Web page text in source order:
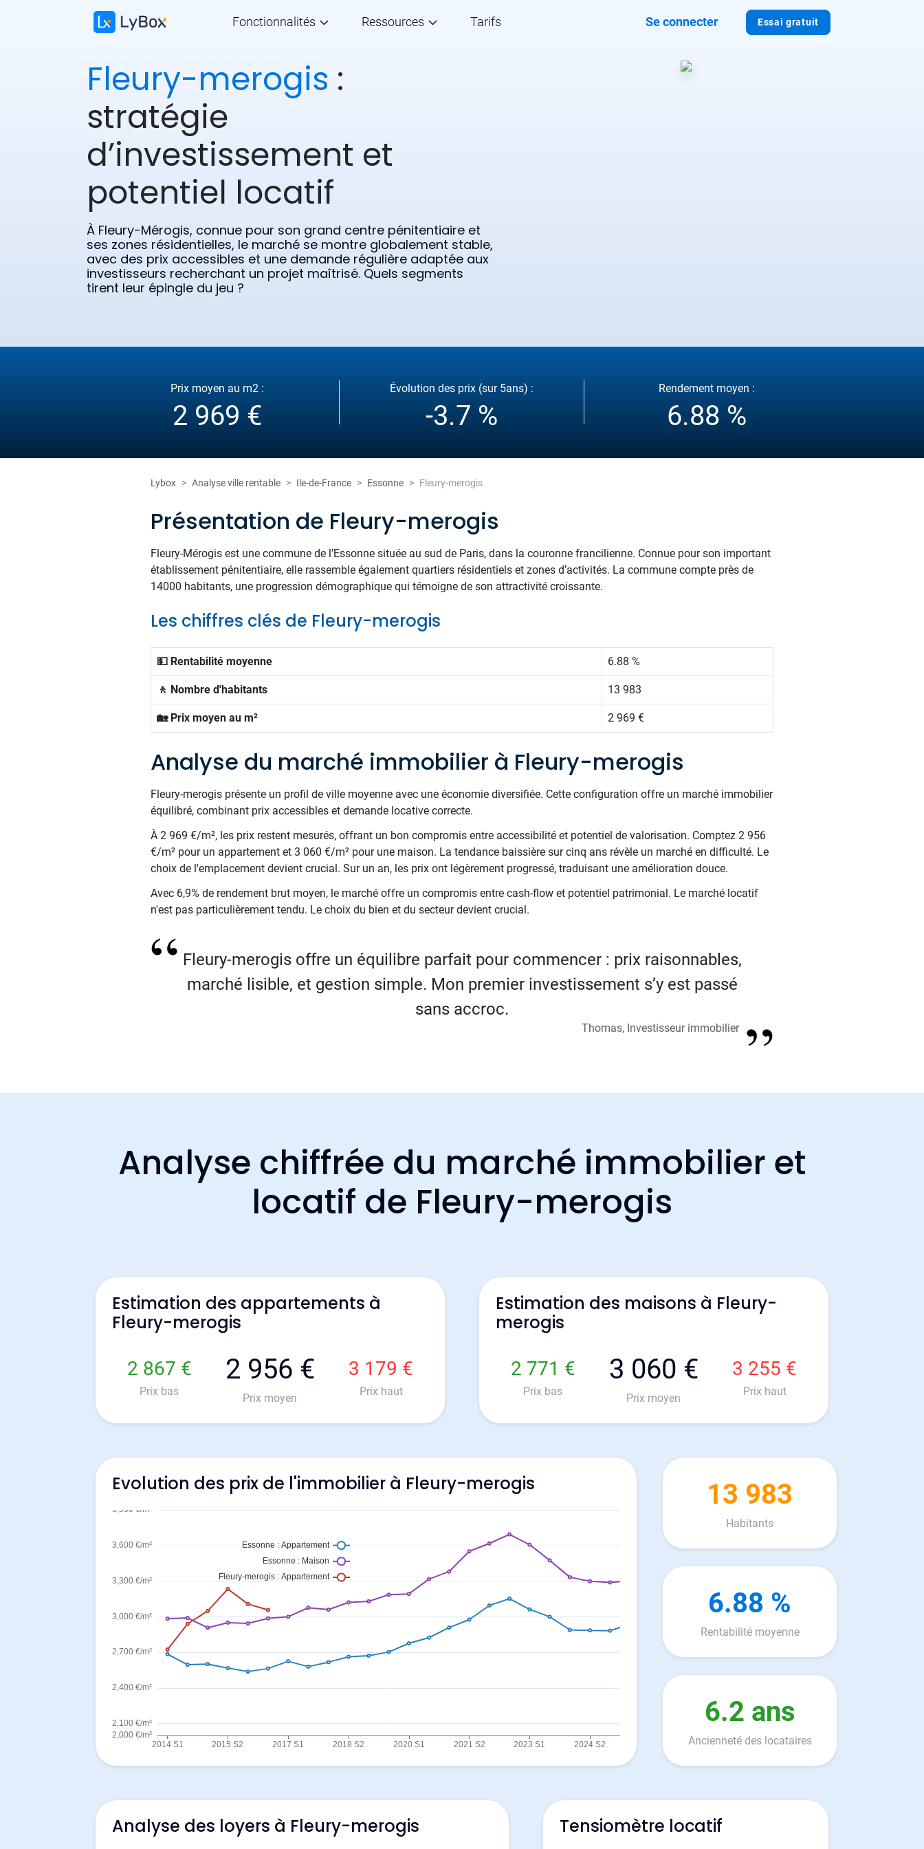
Essai gratuit
Fonctionnalités Ressources Tarifs Se connecter
Fleury-merogis :
stratégie
d’investissement et
potentiel locatif
À Fleury-Mérogis, connue pour son grand centre pénitentiaire et
ses zones résidentielles, le marché se montre globalement stable,
avec des prix accessibles et une demande régulière adaptée aux
investisseurs recherchant un projet maîtrisé. Quels segments
tirent leur épingle du jeu ?
Prix moyen au m2 :
2 969 €
Évolution des prix (sur 5ans) :
-3.7 %
Rendement moyen :
6.88 %
Lybox Analyse ville rentable Ile-de-France Essonne Fleury-merogis
Présentation de Fleury-merogis
Fleury-Mérogis est une commune de l’Essonne située au sud de Paris, dans la couronne francilienne. Connue pour son important
établissement pénitentiaire, elle rassemble également quartiers résidentiels et zones d’activités. La commune compte près de
14000 habitants, une progression démographique qui témoigne de son attractivité croissante.
Les chiffres clés de Fleury-merogis
💵 Rentabilité moyenne 6.88 %
🚶 Nombre d'habitants 13 983
🏡 Prix moyen au m² 2 969 €
Analyse du marché immobilier à Fleury-merogis
Fleury-merogis présente un profil de ville moyenne avec une économie diversifiée. Cette configuration offre un marché immobilier
équilibré, combinant prix accessibles et demande locative correcte.
À 2 969 €/m², les prix restent mesurés, offrant un bon compromis entre accessibilité et potentiel de valorisation. Comptez 2 956
€/m² pour un appartement et 3 060 €/m² pour une maison. La tendance baissière sur cinq ans révèle un marché en difficulté. Le
choix de l'emplacement devient crucial. Sur un an, les prix ont légèrement progressé, traduisant une amélioration douce.
Avec 6,9% de rendement brut moyen, le marché offre un compromis entre cash-flow et potentiel patrimonial. Le marché locatif
n'est pas particulièrement tendu. Le choix du bien et du secteur devient crucial.
Fleury-merogis offre un équilibre parfait pour commencer : prix raisonnables,
marché lisible, et gestion simple. Mon premier investissement s’y est passé
sans accroc.
Thomas, Investisseur immobilier
Analyse chiffrée du marché immobilier et
locatif de Fleury-merogis
Estimation des appartements à
Fleury-merogis
2 867 €
Prix bas
2 956 €
Prix moyen
3 179 €
Prix haut
Estimation des maisons à Fleury-
merogis
2 771 €
Prix bas
3 060 €
Prix moyen
3 255 €
Prix haut
Evolution des prix de l'immobilier à Fleury-merogis 13 983
Habitants
6.88 %
Rentabilité moyenne
6.2 ans
Ancienneté des locataires
Analyse des loyers à Fleury-merogis Tensiomètre locatif